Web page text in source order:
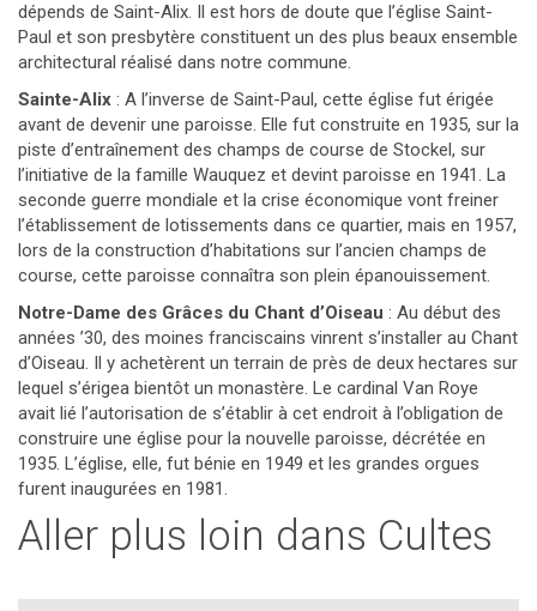
dépends de Saint-Alix. Il est hors de doute que l’église Saint-
Paul et son presbytère constituent un des plus beaux ensemble
architectural réalisé dans notre commune.
Sainte-Alix : A l’inverse de Saint-Paul, cette église fut érigée
avant de devenir une paroisse. Elle fut construite en 1935, sur la
piste d’entraînement des champs de course de Stockel, sur
l’initiative de la famille Wauquez et devint paroisse en 1941. La
seconde guerre mondiale et la crise économique vont freiner
l’établissement de lotissements dans ce quartier, mais en 1957,
lors de la construction d’habitations sur l’ancien champs de
course, cette paroisse connaîtra son plein épanouissement.
Notre-Dame des Grâces du Chant d’Oiseau : Au début des
années ’30, des moines franciscains vinrent s’installer au Chant
d’Oiseau. Il y achetèrent un terrain de près de deux hectares sur
lequel s’érigea bientôt un monastère. Le cardinal Van Roye
avait lié l’autorisation de s’établir à cet endroit à l’obligation de
construire une église pour la nouvelle paroisse, décrétée en
1935. L’église, elle, fut bénie en 1949 et les grandes orgues
furent inaugurées en 1981.
Aller plus loin dans Cultes